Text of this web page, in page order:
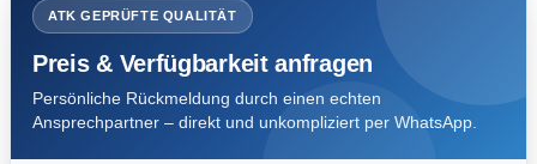
ATK GEPRÜFTE QUALITÄT
Preis & Verfügbarkeit anfragen
Persönliche Rückmeldung durch einen echten
Ansprechpartner – direkt und unkompliziert per WhatsApp.